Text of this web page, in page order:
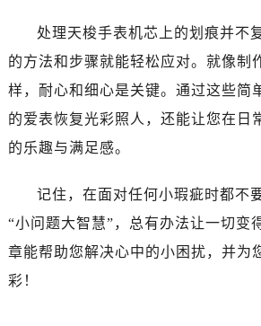
处理天梭手表机芯上的划痕并不
的方法和步骤就能轻松应对。就像制
样，耐心和细心是关键。通过这些简
的爱表恢复光彩照人，还能让您在日
的乐趣与满足感。
记住，在面对任何小瑕疵时都不
“小问题大智慧”，总有办法让一切变
章能帮助您解决心中的小困扰，并为
彩！